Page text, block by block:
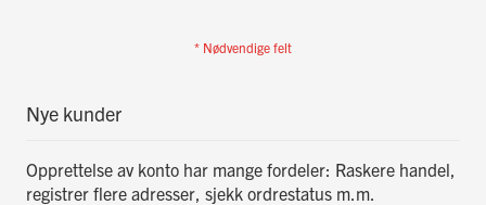
Nye kunder
Opprettelse av konto har mange fordeler: Raskere handel,
registrer flere adresser, sjekk ordrestatus m.m.